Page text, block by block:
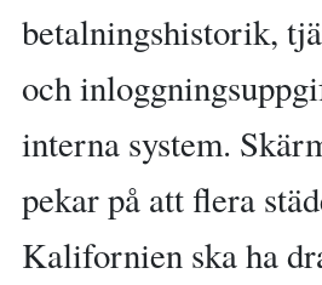
betalningshistorik,
och
interna system.
pekar på att flera
Kalifornien ska ha